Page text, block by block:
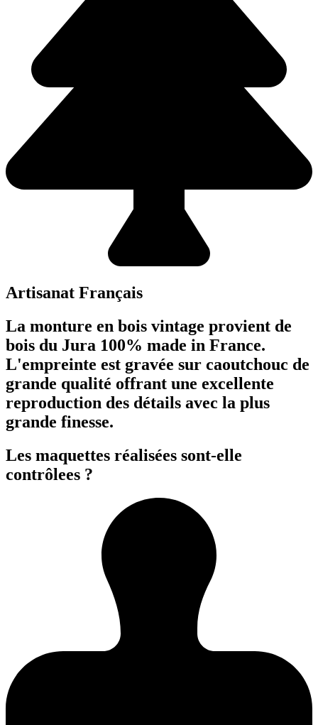
Artisanat Français
La monture en bois vintage provient de
bois du Jura 100% made in France.
L'empreinte est gravée sur caoutchouc de
grande qualité offrant une excellente
reproduction des détails avec la plus
grande finesse.
Les maquettes réalisées sont-elle
contrôlees ?